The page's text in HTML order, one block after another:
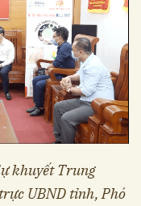
khuyết Trung
UBND tỉnh, Phó